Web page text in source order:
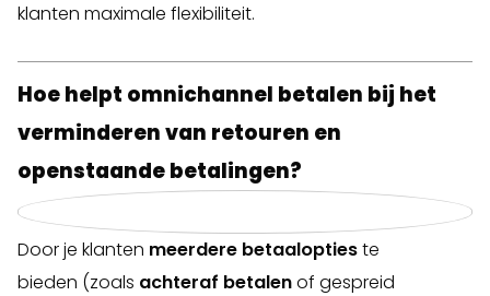
klanten maximale flexibiliteit.
Hoe helpt omnichannel betalen bij het
verminderen van retouren en
openstaande betalingen?
Door je klanten meerdere betaaloptieste
bieden (zoals achteraf betalenof gespreid